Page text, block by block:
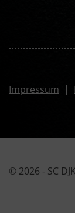
Impressum |
© 2026 - SC